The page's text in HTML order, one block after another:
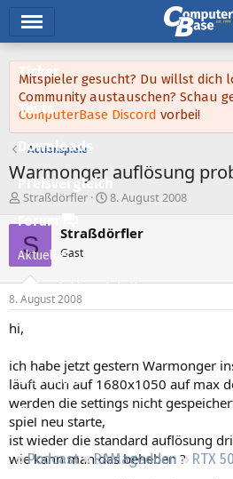
Ticker
Tests
Downloads
Preisvergleich
Forum
Aktuelles
Empfohlene Inhalte
Leserartikel
Regeln
Podcast RAMageddon
RTX
Mitspieler gesucht? Du willst dich
Community austauschen? Schau
ComputerBase Discord vorbei!
Actionspiele
Warmonger auflösung
E
r
s
t
e
l
e
Straßdörfler
E
s
t
8. August 2008
S Straßdörfler
Gast
8. August 2008
hi,
ich habe jetzt gestern Warmonger
läuft auch auf 1680x1050 auf max
werden die settings nicht
spiel neu starte,
ist wieder die standard auflösung
wie kann man das beheben ?